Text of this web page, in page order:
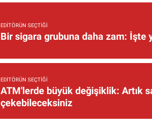
EDITÖRÜN SEÇTIĞI
Bir sigara grubuna daha zam: İşte
EDITÖRÜN SEÇTIĞI
ATM'lerde büyük değişiklik: Artık
çekebileceksiniz